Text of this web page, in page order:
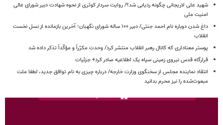
شهید علی لاریجانی چگونه ردیابی شد؟/ روایت سردار کوثری از نحوه شهادت دبیر شورای عالی
امنیت ملی
داغ شدن دوباره نام احمد جنتی/ دبیر ۱۰۰ ساله شورای نگهبان؛ آخرین بازمانده از نسل نخست
انقلاب
پوستر معناداری که کانال رهبر انقلاب منتشر کرد/ وحدت مکرّراً و مؤکّداً تذکر داده شد
قرارگاه قدس نیروی زمینی سپاه یک اطلاعیه صادر کرد+ جزئیات
انتقاد نماینده مجلس از سخنگوی وزارت خارجه/ درباره چیزی به نام توافق جدید، لطفا ملت
مبعوث‌شده را نیز محرم بدانید